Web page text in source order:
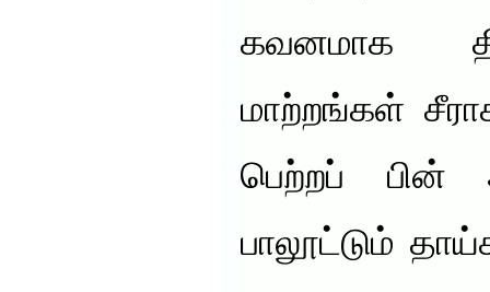
கவனமாக
மாற்றங்கள்
பெற்றப் பின்
பாலூட்டும்